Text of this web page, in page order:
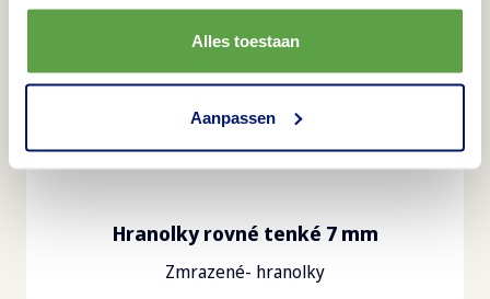
Alles toestaan
Aanpassen
Hranolky rovné tenké 7 mm
Zmrazené- hranolky